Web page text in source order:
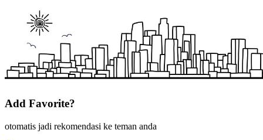
Add Favorite?
otomatis jadi rekomendasi ke teman anda